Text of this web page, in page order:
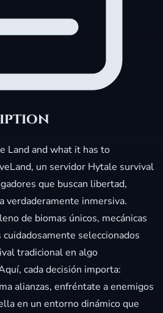
Land and what it has to
un servidor Hytale survival
que buscan libertad,
verdaderamente inmersiva.
de biomas únicos, mecánicas
seleccionados
tradicional en algo
cada decisión importa:
alianzas, enfréntate a enemigos
en un entorno dinámico que